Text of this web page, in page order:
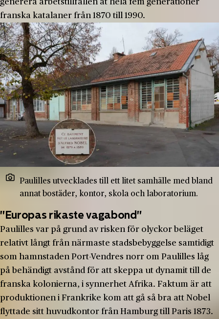
generera arbetstillfällen åt hela fem generationer
franska katalaner från 1870 till 1990.
Paulilles utvecklades till ett litet samhälle med bland
annat bostäder, kontor, skola och laboratorium.
"Europas rikaste vagabond"
Paulilles var på grund av risken för olyckor beläget
relativt långt från närmaste stadsbebyggelse samtidigt
som hamnstaden Port-Vendres norr om Paulilles låg
på behändigt avstånd för att skeppa ut dynamit till de
franska kolonierna, i synnerhet Afrika. Faktum är att
produktionen i Frankrike kom att gå så bra att Nobel
flyttade sitt huvudkontor från Hamburg till Paris 1873.